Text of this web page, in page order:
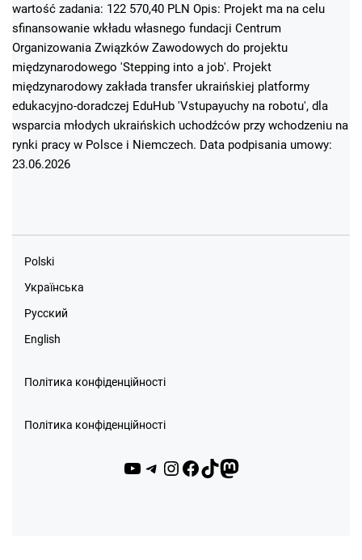
wartość zadania: 122 570,40 PLN Opis: Projekt ma na celu
sfinansowanie wkładu własnego fundacji Centrum
Organizowania Związków Zawodowych do projektu
międzynarodowego 'Stepping into a job'. Projekt
międzynarodowy zakłada transfer ukraińskiej platformy
edukacyjno-doradczej EduHub 'Vstupayuchy na robotu', dla
wsparcia młodych ukraińskich uchodźców przy wchodzeniu na
rynki pracy w Polsce i Niemczech. Data podpisania umowy:
23.06.2026
Polski
Українська
Русский
English
Політика конфіденційності
Політика конфіденційності
YouTube
Telegram
Instagram
Facebook
TikTok
Mastodon